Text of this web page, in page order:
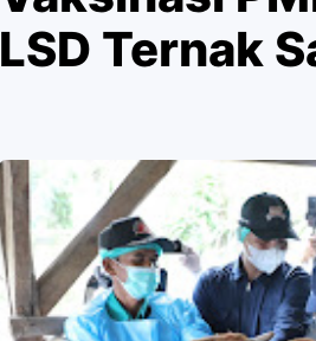
LSD Ternak